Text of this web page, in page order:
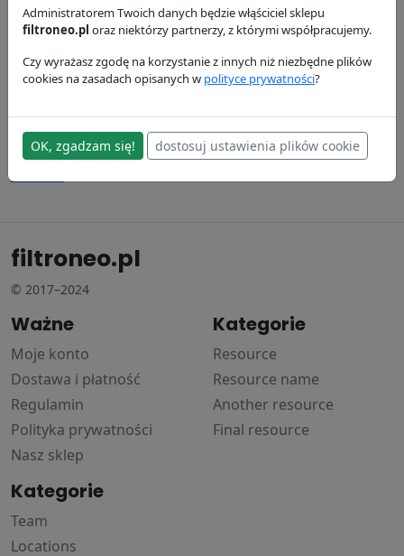
P117049
Donaldson
filtroneo.pl
© 2017–2024
Ważne
Moje konto
Dostawa i płatność
Regulamin
Polityka prywatności
Nasz sklep
Kategorie
Resource
Resource name
Another resource
Final resource
Kategorie
Team
Locations
Administratorem Twoich danych będzie włąściciel sklepu
filtroneo.pl oraz niektórzy partnerzy, z którymi współpracujemy.
Czy wyrażasz zgodę na korzystanie z innych niż niezbędne plików
cookies na zasadach opisanych w polityce prywatności?
OK, zgadzam się! dostosuj ustawienia plików cookie